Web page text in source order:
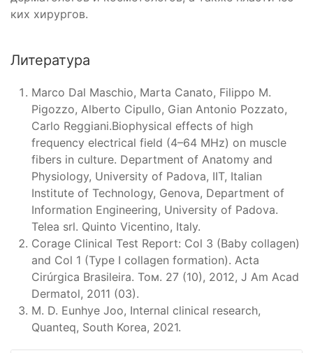
ких хирургов.
Литература
Marco Dal Maschio, Marta Canato, Filippo M.
Pigozzo, Alberto Cipullo, Gian Antonio Pozzato,
Carlo Reggiani.Biophysical effects of high
frequency electrical field (4–64 MHz) on muscle
fibers in culture. Department of Anatomy and
Physiology, University of Padova, IIT, Italian
Institute of Technology, Genova, Department of
Information Engineering, University of Padova.
Telea srl. Quinto Vicentino, Italy.
Corage Clinical Test Report: Col 3 (Baby collagen)
and Col 1 (Type I collagen formation). Acta
Cirúrgica Brasileira. Том. 27 (10), 2012, J Am Acad
Dermatol, 2011 (03).
M. D. Eunhye Joo, Internal clinical research,
Quanteq, South Korea, 2021.